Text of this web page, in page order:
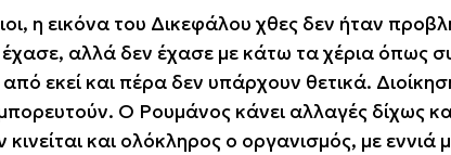
η εικόνα του Δικεφάλου χθες δεν ήταν
έχασε, αλλά δεν έχασε με κάτω τα χέρια όπως
εκεί και πέρα δεν υπάρχουν θετικά.
Ο Ρουμάνος κάνει αλλαγές δίχως
και ολόκληρος ο οργανισμός, με εννιά